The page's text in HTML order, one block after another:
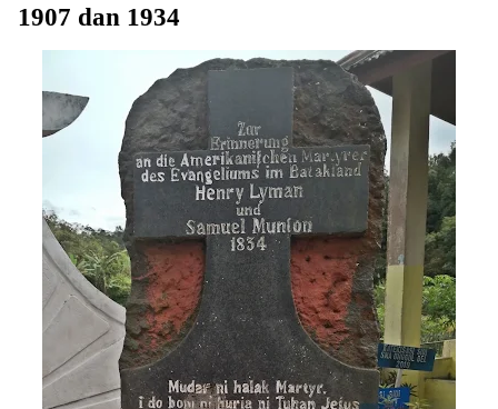
1907 dan 1934